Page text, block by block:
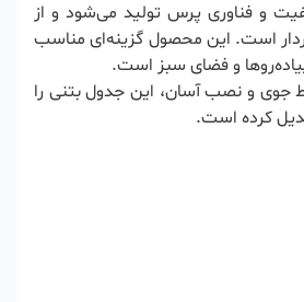
از بتن باکیفیت و فناوری پرس تولید می‌شود و از
است. این محصول گزینه‌ای مناسب
و فضای سبز است.
جوی و نصب آسان، این جدول بتنی را
کرده است.